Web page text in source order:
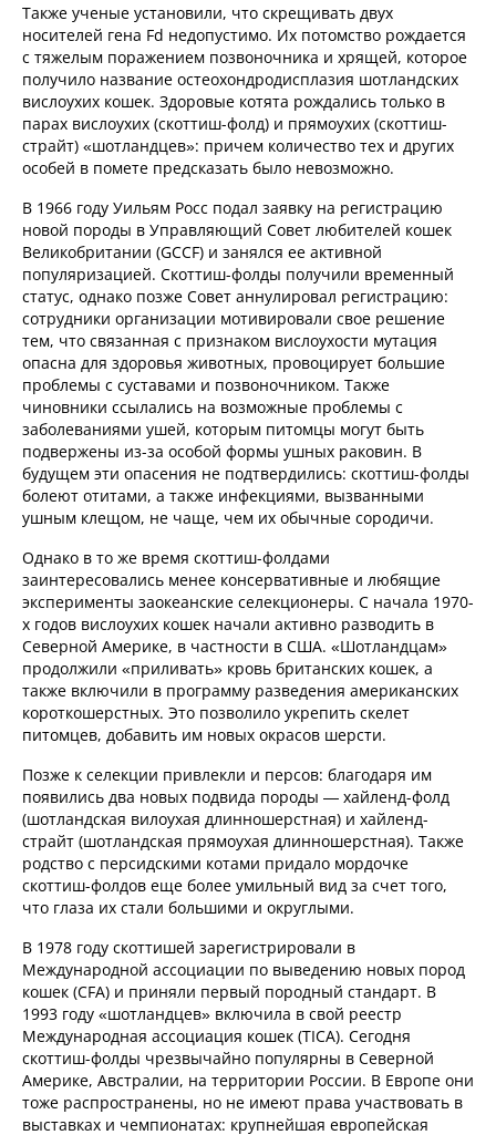
Также ученые установили, что скрещивать двух
носителей гена Fd недопустимо. Их потомство рождается
с тяжелым поражением позвоночника и хрящей, которое
получило название остеохондродисплазия шотландских
вислоухих кошек. Здоровые котята рождались только в
парах вислоухих (скоттиш-фолд) и прямоухих (скоттиш-
страйт) «шотландцев»: причем количество тех и других
особей в помете предсказать было невозможно.
В 1966 году Уильям Росс подал заявку на регистрацию
новой породы в Управляющий Совет любителей кошек
Великобритании (GCCF) и занялся ее активной
популяризацией. Скоттиш-фолды получили временный
статус, однако позже Совет аннулировал регистрацию:
сотрудники организации мотивировали свое решение
тем, что связанная с признаком вислоухости мутация
опасна для здоровья животных, провоцирует большие
проблемы с суставами и позвоночником. Также
чиновники ссылались на возможные проблемы с
заболеваниями ушей, которым питомцы могут быть
подвержены из-за особой формы ушных раковин. В
будущем эти опасения не подтвердились: скоттиш-фолды
болеют отитами, а также инфекциями, вызванными
ушным клещом, не чаще, чем их обычные сородичи.
Однако в то же время скоттиш-фолдами
заинтересовались менее консервативные и любящие
эксперименты заокеанские селекционеры. С начала 1970-
х годов вислоухих кошек начали активно разводить в
Северной Америке, в частности в США. «Шотландцам»
продолжили «приливать» кровь британских кошек, а
также включили в программу разведения американских
короткошерстных. Это позволило укрепить скелет
питомцев, добавить им новых окрасов шерсти.
Позже к селекции привлекли и персов: благодаря им
появились два новых подвида породы — хайленд-фолд
(шотландская вилоухая длинношерстная) и хайленд-
страйт (шотландская прямоухая длинношерстная). Также
родство с персидскими котами придало мордочке
скоттиш-фолдов еще более умильный вид за счет того,
что глаза их стали большими и округлыми.
В 1978 году скоттишей зарегистрировали в
Международной ассоциации по выведению новых пород
кошек (CFA) и приняли первый породный стандарт. В
1993 году «шотландцев» включила в свой реестр
Международная ассоциация кошек (TICA). Сегодня
скоттиш-фолды чрезвычайно популярны в Северной
Америке, Австралии, на территории России. В Европе они
тоже распространены, но не имеют права участвовать в
выставках и чемпионатах: крупнейшая европейская